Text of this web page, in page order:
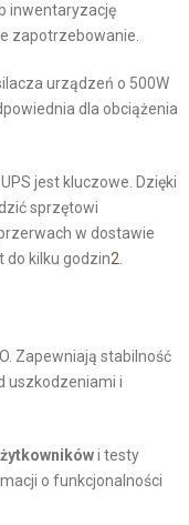
inwentaryzację
zapotrzebowanie.
urządzeń o 500W
dla obciążenia
jest kluczowe. Dzięki
sprzętowi
w dostawie
do kilku godzin2.
Zapewniają stabilność
uszkodzeniami i
i testy
o funkcjonalności